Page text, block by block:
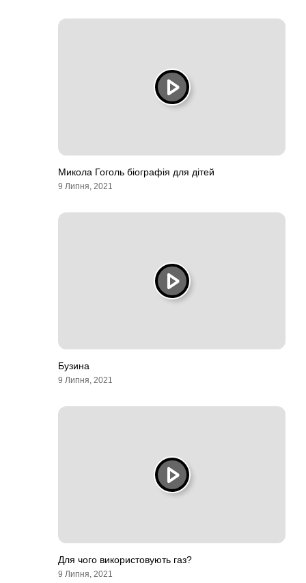
Микола Гоголь біографія для дітей
9 Липня, 2021
Бузина
9 Липня, 2021
Для чого використовують газ?
9 Липня, 2021